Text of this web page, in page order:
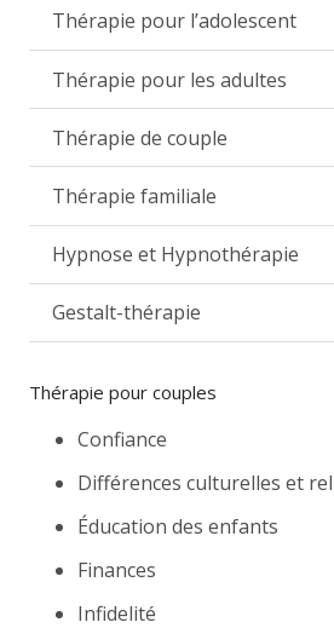
Thérapie pour l’adolescent
Thérapie pour les adultes
Thérapie de couple
Thérapie familiale
Hypnose et Hypnothérapie
Gestalt-thérapie
Thérapie pour couples
Confiance
Différences culturelles et
Éducation des enfants
Finances
Infidelité